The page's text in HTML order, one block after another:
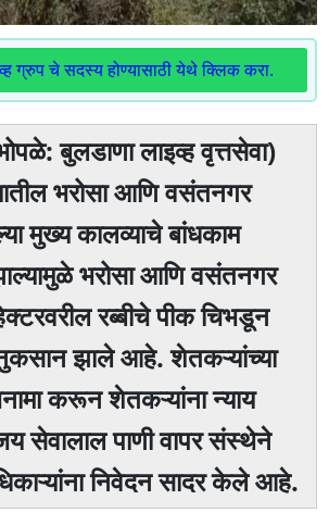
ग्रुप चे सदस्य होण्यासाठी येथे क्लिक करा.
बुलडाणा लाइव्ह वृत्तसेवा)
भरोसा आणि वसंतनगर
मुख्य कालव्याचे बांधकाम
भरोसा आणि वसंतनगर
रब्बीचे पीक चिभडून
झाले आहे. शेतकऱ्यांच्या
करून शेतकऱ्यांना न्याय
सेवालाल पाणी वापर संस्थेने
निवेदन सादर केले आहे.